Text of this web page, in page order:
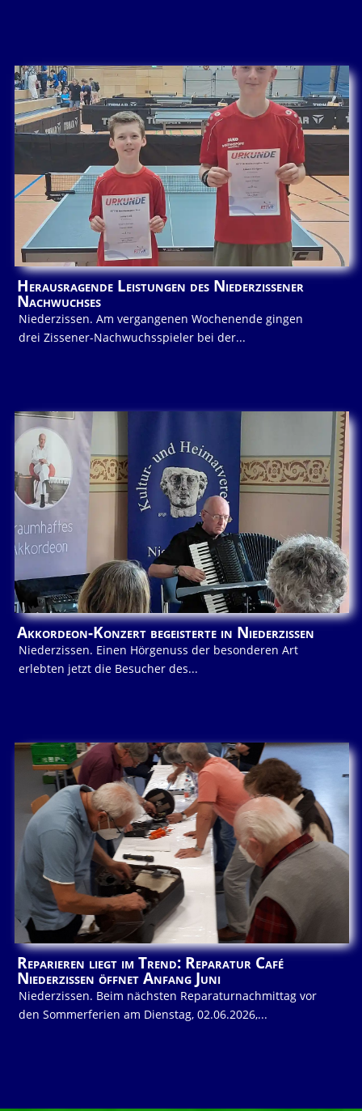
Herausragende Leistungen des Niederzissener
Nachwuchses
Niederzissen. Am vergangenen Wochenende gingen
drei Zissener-Nachwuchsspieler bei der...
Akkordeon-Konzert begeisterte in Niederzissen
Niederzissen. Einen Hörgenuss der besonderen Art
erlebten jetzt die Besucher des...
Reparieren liegt im Trend: Reparatur Café
Niederzissen öffnet Anfang Juni
Niederzissen. Beim nächsten Reparaturnachmittag vor
den Sommerferien am Dienstag, 02.06.2026,...